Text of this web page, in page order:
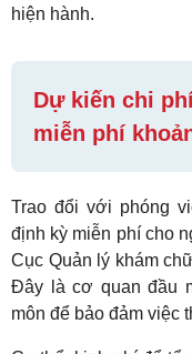
hiện hành.
Dự kiến chi
miễn phí
Trao đổi với phóng
định kỳ miễn phí cho
Cục Quản lý khám
Đây là cơ quan đầu
môn để bảo đảm việc